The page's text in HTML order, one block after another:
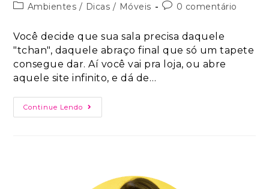
Ambientes / Dicas / Móveis 0 comentário
Você decide que sua sala precisa daquele
"tchan", daquele abraço final que só um tapete
consegue dar. Aí você vai pra loja, ou abre
aquele site infinito, e dá de…
Continue Lendo